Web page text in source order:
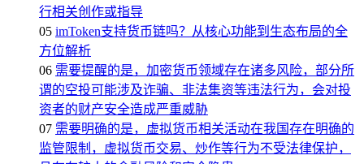
行相关创作或指导
05 imToken支持货币链吗？从核心功能到生态布局的全
方位解析
06 需要提醒的是，加密货币领域存在诸多风险，部分所
谓的空投可能涉及诈骗、非法集资等违法行为，会对投
资者的财产安全造成严重威胁
07 需要明确的是，虚拟货币相关活动在我国存在明确的
监管限制，虚拟货币交易、炒作等行为不受法律保护，